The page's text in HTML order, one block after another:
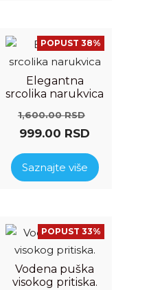
POPUST 38%
Elegantna
srcolika narukvica
1,600.00RSD
999.00 RSD
Saznajte više
POPUST 33%
Vodena puška
visokog pritiska.